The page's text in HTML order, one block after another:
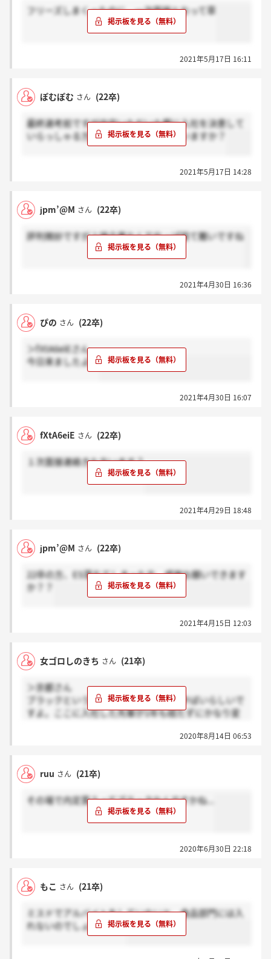
フリーズしまくったのに、一次面接とおって草
2021年5月17日 16:11
ぽむぽむ さん (22卒)
最終選考前ですが内定いただいた際に入社を決意して
いらっしゃる方どのくらいいらっしゃいますか？
2021年5月17日 14:28
jpm’@M さん (22卒)
評判微妙ですが上場企業なんでやっぱ捨て難いですね
2021年4月30日 16:36
ぴの さん (22卒)
＞fXtA6eiEさん
今日来ましたよー
2021年4月30日 16:07
fXtA6eiE さん (22卒)
１次面接連絡きた方います？
2021年4月29日 18:48
jpm’@M さん (22卒)
22卒の方、ES落ちてしまった方、感謝お願いできます
か？？
2021年4月15日 12:03
女ゴロしのきち さん (21卒)
＞京都さん
ブラックというより宗教が強くて結構やばいらしいで
すよ。ここに入社した先輩が1年も経たずにかなり変
2020年8月14日 06:53
ruu さん (21卒)
その場で内定貰うってブラックなんですかね...
2020年6月30日 22:18
もこ さん (21卒)
ミスドでアルバイトをしていないと、食品部門には入
れないのでしょうか、、